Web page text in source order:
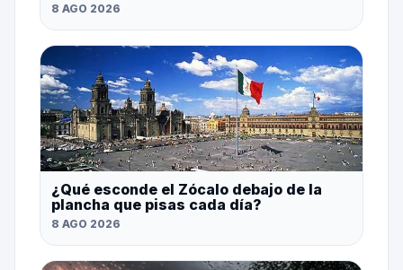
8 AGO 2026
¿Qué esconde el Zócalo debajo de la
plancha que pisas cada día?
8 AGO 2026